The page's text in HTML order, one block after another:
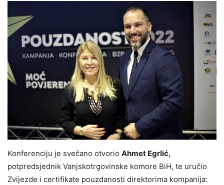
Konferenciju je svečano otvorio Ahmet Egrlić,
potpredsjednik Vanjskotrgovinske komore BiH, te uručio
Zvijezde i certifikate pouzdanosti direktorima kompanija: